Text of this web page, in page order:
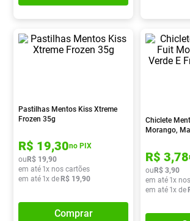
Pastilhas Mentos Kiss Xtreme
Frozen 35g
R$ 19,30no PIX
ouR$ 19,90
em até 1x nos cartões
em até 1x deR$ 19,90
Comprar
Chiclete
Morango,
R$ 3,78
ouR$ 3,90
em até 1x
em até 1x de